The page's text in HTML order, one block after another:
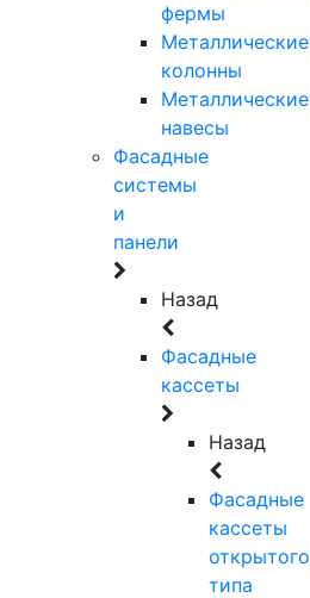
фермы
Металлические
колонны
Металлические
навесы
Фасадные
системы
и
панели
Назад
Фасадные
кассеты
Назад
Фасадные
кассеты
открытого
типа